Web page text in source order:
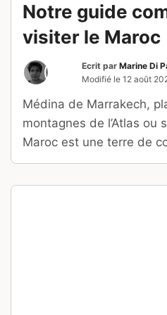
Notre guide
visiter le Maroc
Ecrit par Marine Di
Modifié le 12 août
Médina de Marrakech,
montagnes de l’Atlas ou
Maroc est une terre de
passer des vacances…